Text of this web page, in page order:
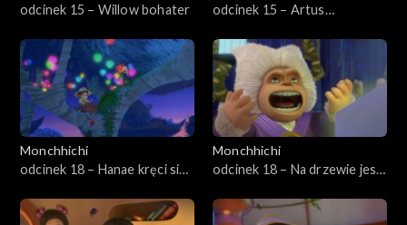
odcinek 15 – Willow bohater
odcinek 15 – Artus
Monchhichi
odcinek 18 – Hanae kręci się
Monchhichi
odcinek 18 – Na drzewie jest